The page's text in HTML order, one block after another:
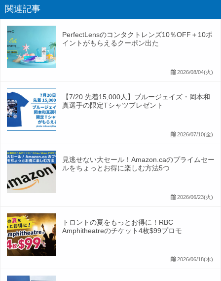
関連記事
PerfectLensのコンタクトレンズ10％OFF＋10ポ
イントがもらえるクーポン出た
2026/08/04(火)
【7/20 先着15,000人】ブルージェイズ・岡本和
真選手の限定Tシャツプレゼント
2026/07/10(金)
見逃せない大セール！Amazon.caのプライムセー
ルをちょっとお得に楽しむ方法5つ
2026/06/23(火)
トロントの夏をもっとお得に！RBC
Amphitheatreのチケット4枚$99プロモ
2026/06/18(木)